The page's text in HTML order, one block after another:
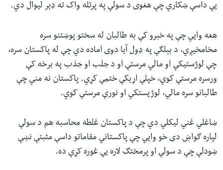
یې داسې ښکاري چې هغوی د سولې په پرتله واک ته ډېر لیوال دي.
هغه وايي چې په خبرو کې به طالبان له سختو پوښتنو سره
مخامخیږي، د بېلګې په ډول آیا دوی اماده دي چې له پاکستان سره،‌
چې لوژستیکي او مالي مرستې او د جلب او جذب په برخه کې
ورسره مرستې کوي، خپلې اړیکې ختمې کړي. پاکستان نه مني چې
طالبانو سره مالي، لوژیستکي او نورې مرستې کوي.
ښاغلي غني لیکلي دي‌ چې د پاکستان غلطه محاسبه هم د سولې
لپاره ګواښ دی خو وايي چې پاکستاني مقاماتو داسې مثبتې نښې
ښودلې چې د سولې او پرمختګ لاره یې غوره کړې ده.